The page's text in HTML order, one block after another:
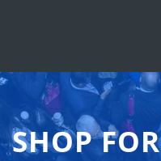
SHOP FOR